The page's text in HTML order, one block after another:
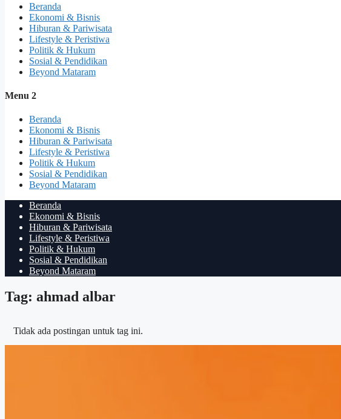
Beranda
Ekonomi & Bisnis
Hiburan & Pariwisata
Lifestyle & Peristiwa
Politik & Hukum
Sosial & Pendidikan
Beyond Mataram
Menu 2
Beranda
Ekonomi & Bisnis
Hiburan & Pariwisata
Lifestyle & Peristiwa
Politik & Hukum
Sosial & Pendidikan
Beyond Mataram
Beranda
Ekonomi & Bisnis
Hiburan & Pariwisata
Lifestyle & Peristiwa
Politik & Hukum
Sosial & Pendidikan
Beyond Mataram
Tag: ahmad albar
Tidak ada postingan untuk tag ini.